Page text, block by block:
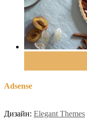
Adsense
Дизайн: Elegant Themes